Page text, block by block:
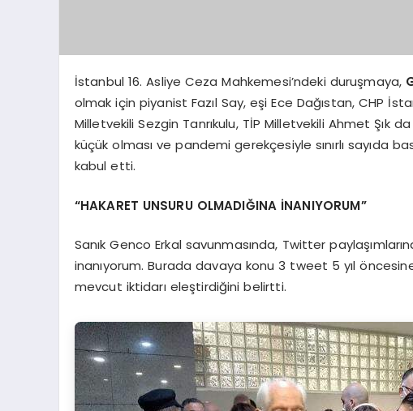
İstanbul 16. Asliye Ceza Mahkemesi’ndeki duruşmaya,
olmak için piyanist Fazıl Say, eşi Ece Dağıstan, CHP
Milletvekili Sezgin Tanrıkulu, TİP Milletvekili Ahmet Şık
küçük olması ve pandemi gerekçesiyle sınırlı sayıda
kabul etti.
“HAKARET UNSURU OLMADIĞINA İNANIYORUM”
Sanık Genco Erkal savunmasında, Twitter
inanıyorum. Burada davaya konu 3 tweet 5 yıl
mevcut iktidarı eleştirdiğini belirtti.